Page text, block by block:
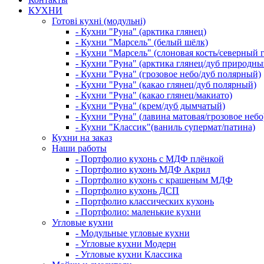
КУХНИ
Готові кухні (модульні)
- Кухни "Руна" (арктика глянец)
- Кухни "Марсель" (белый шёлк)
- Кухни "Марсель" (слоновая кость/северный
- Кухни "Руна" (арктика глянец/дуб
- Кухни "Руна" (грозовое небо/дуб полярный)
- Кухни "Руна" (какао глянец/дуб полярный)
- Кухни "Руна" (какао глянец/макиато)
- Кухни "Руна" (крем/дуб дымчатый)
- Кухни "Руна" (лавина матовая/грозовое
- Кухни "Классик"(ваниль супермат/патина)
Кухни на заказ
Наши работы
- Портфолио кухонь с МДФ плёнкой
- Портфолио кухонь МДФ Акрил
- Портфолио кухонь с крашеным МДФ
- Портфолио кухонь ДСП
- Портфолио классических кухонь
- Портфолио: маленькие кухни
Угловые кухни
- Модульные угловые кухни
- Угловые кухни Модерн
- Угловые кухни Классика